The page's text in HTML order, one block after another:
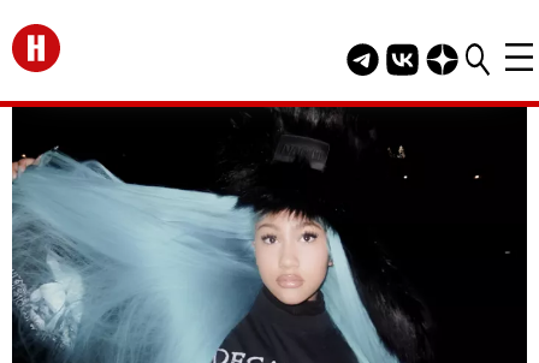
Перейти на главную
Telegram канал
Группа HELLO
Канал